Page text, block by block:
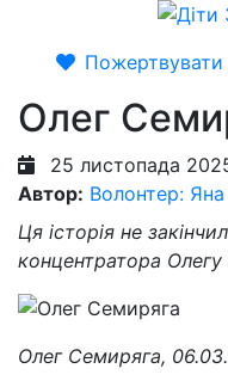
Пожертвувати
Олег
25 листопада
Автор: Волонтер:
Ця історія не
концентратора
Олег Семиряга,